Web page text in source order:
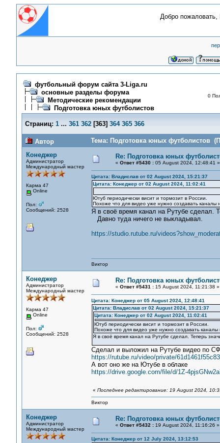
Добро пожаловать,
футбольный форум сайта 3-Liga.ru
основные разделы форума
Методические рекомендации
Подготовка юных футболистов
0
Страниц: 1 ... 361 362[363] 364 365 366
Автор
Тема: Подготовка юных футболистов
Конеджер
Администратор
Международный мастер
Карма 47
Online
Пол:
Сообщений: 2528
Re: Подготовка юных
« Ответ #5430 :05 August 2024, 12:48:41 »
Цитата: Владислав от 02 August 2024, 15:21:37
Цитата: Конеджер от 02 August 2024, 11:02:41
Ютуб периодически висит и тормозит в России.
Похоже что для видео уже нужно создавать каналы
Я в своё время канал на Рутубе сделал.
Давно туда ничего не выкладывал.
https://studio.rutube.ru/
Виктор
Конеджер
Администратор
Международный мастер
Карма 47
Online
Пол:
Сообщений: 2528
Re: Подготовка юных
« Ответ #5431 :15 August 2024, 11:21:38 »
Цитата: Конеджер от 05 August 2024, 12:48:41
Цитата: Владислав от 02 August 2024, 15:21:37
Цитата: Конеджер от 02 August 2024, 11:02:41
Ютуб периодически висит и тормозит в России.
Похоже что для видео уже нужно создавать каналы
Я в своё время канал на Рутубе сделал. Теперь
Сделал и выложил на Рутубе видео по
https://rutube.ru/video/private/
А вот оно же на Ютубе в облаке
https://drive.google.com/file/d/1Z-
« Последнее редактирование: 19 August 2024,
Виктор
Конеджер
Администратор
Международный мастер
Re: Подготовка юных
« Ответ #5432 :19 August 2024, 11:16:26 »
Цитата: Конеджер от 12 July 2024, 13:12:53